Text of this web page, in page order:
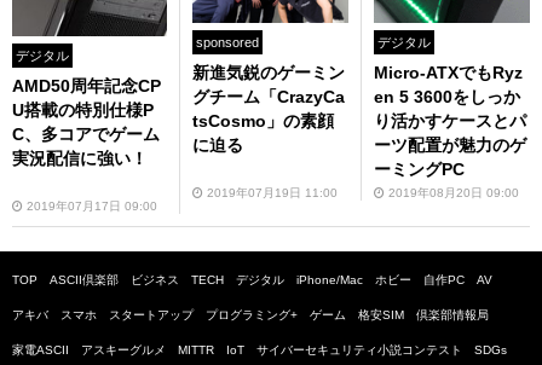
デジタル
AMD50周年記念CP
U搭載の特別仕様P
C、多コアでゲーム
実況配信に強い！
2019年07月17日 09:00
sponsored
新進気鋭のゲーミン
グチーム「CrazyCa
tsCosmo」の素顔
に迫る
2019年07月19日 11:00
デジタル
Micro-ATXでもRyz
en 5 3600をしっか
り活かすケースとパ
ーツ配置が魅力のゲ
ーミングPC
2019年08月20日 09:00
TOP ASCII倶楽部 ビジネス TECH デジタル iPhone/Mac ホビー 自作PC AV
アキバ スマホ スタートアップ プログラミング+ ゲーム 格安SIM 倶楽部情報局
家電ASCII アスキーグルメ MITTR IoT サイバーセキュリティ小説コンテスト SDGs